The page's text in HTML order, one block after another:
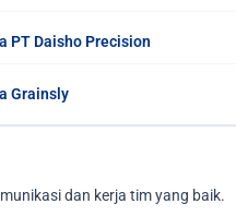
PT Daisho Precision
Grainsly
dan kerja tim yang baik.